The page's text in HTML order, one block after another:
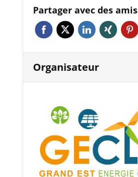
Partager avec des amis
Organisateur